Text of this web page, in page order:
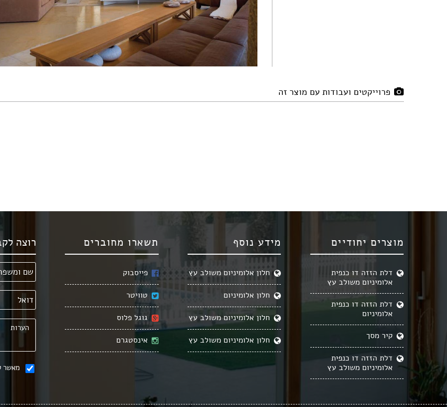
פרוייקטים ועבודות עם מוצר זה
מוצרים יחודיים
דלת הזזה דו כנפית
אלומיניום משולב עץ
דלת הזזה דו כנפית
אלומיניום
קיר מסך
דלת הזזה דו כנפית
אלומיניום משולב עץ
מידע נוסף
חלון אלומיניום משולב עץ
חלון אלומיניום
חלון אלומיניום משולב עץ
חלון אלומיניום משולב עץ
תשארו מחוברים
פייסבוק
טוויטר
גוגל פלוס
אינסטגרם
רוצה
מאשר